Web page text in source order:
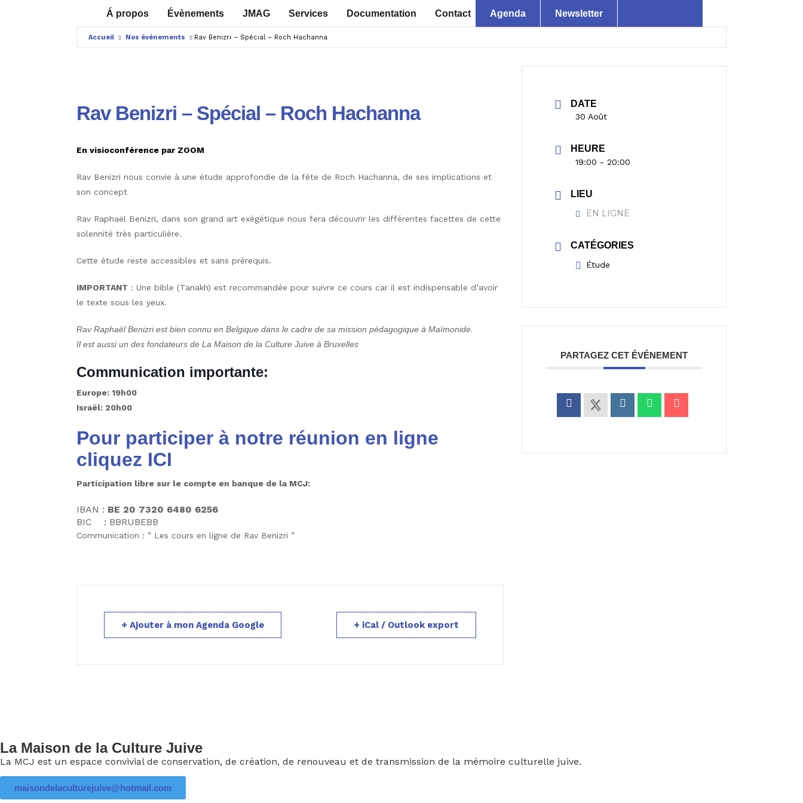
Á propos Évènements JMAG Services Documentation Contact Agenda Newsletter
Accueil Nos événements Rav Benizri – Spécial – Roch Hachanna
Rav Benizri – Spécial – Roch Hachanna
En visioconférence par ZOOM
Rav Benizri nous convie à une étude approfondie de la fête de Roch Hachanna, de ses implications et
son concept
Rav Raphaël Benizri, dans son grand art exégétique nous fera découvrir les différentes facettes de cette
solennité très particulière.
Cette étude reste accessibles et sans prérequis.
IMPORTANT : Une bible (Tanakh) est recommandée pour suivre ce cours car il est indispensable d’avoir
le texte sous les yeux.
Rav Raphaël Benizri est bien connu en Belgique dans le cadre de sa mission pédagogique à Maïmonide.
Il est aussi un des fondateurs de La Maison de la Culture Juive à Bruxelles
Communication importante:
Europe: 19h00
Israël: 20h00
Pour participer à notre réunion en ligne
cliquez ICI
Participation libre sur le compte en banque de la MCJ:
IBAN : BE 20 7320 6480 6256
BIC : BBRUBEBB
Communication : ” Les cours en ligne de Rav Benizri ”
+ Ajouter à mon Agenda Google + iCal / Outlook export
DATE
30 Août
HEURE
19:00 - 20:00
LIEU
EN LIGNE
CATÉGORIES
Étude
PARTAGEZ CET ÉVÉNEMENT
La Maison de la Culture Juive
La MCJ est un espace convivial de conservation, de création, de renouveau et de transmission de la mémoire culturelle juive.
maisondelaculturejuive@hotmail.com